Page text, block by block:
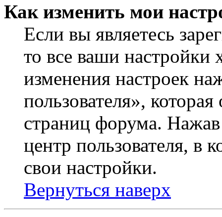
Как изменить мои
Если вы являетесь
то все ваши настройки
изменения настроек
пользователя»,
страниц форума.
центр пользователя, в
свои настройки.
Вернуться наверх